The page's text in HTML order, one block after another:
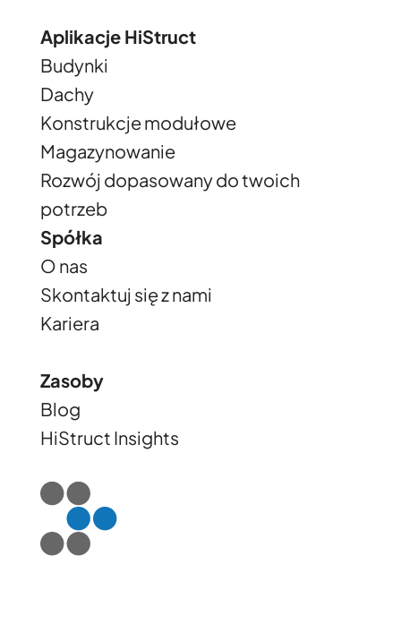
Aplikacje HiStruct
Budynki
Dachy
Konstrukcje modułowe
Magazynowanie
Rozwój dopasowany do twoich
potrzeb
Spółka
O nas
Skontaktuj się z nami
Kariera
Zasoby
Blog
HiStruct Insights